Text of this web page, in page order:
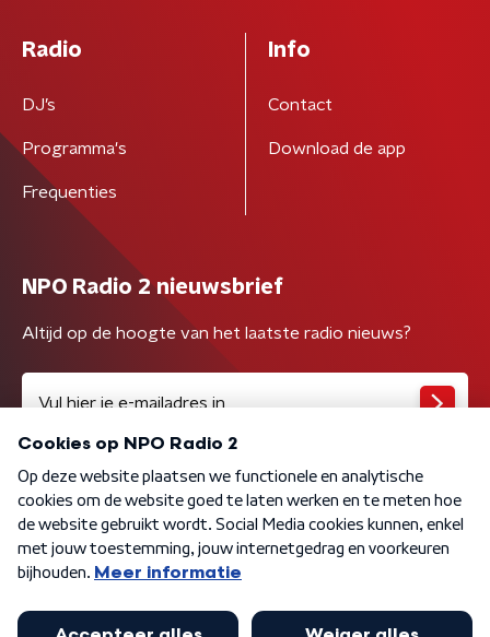
Radio
DJ’s
Programma's
Frequenties
Info
Contact
Download de app
NPO Radio 2 nieuwsbrief
Altijd op de hoogte van het laatste radio nieuws?
Algemene voorwaarden